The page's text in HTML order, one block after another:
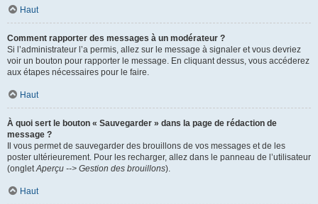
Haut
Comment rapporter des messages à un modérateur ?
Si l’administrateur l’a permis, allez sur le message à signaler et vous devriez
voir un bouton pour rapporter le message. En cliquant dessus, vous accéderez
aux étapes nécessaires pour le faire.
Haut
À quoi sert le bouton « Sauvegarder » dans la page de rédaction de
message ?
Il vous permet de sauvegarder des brouillons de vos messages et de les
poster ultérieurement. Pour les recharger, allez dans le panneau de l’utilisateur
(ongletAperçu --> Gestion des brouillons).
Haut